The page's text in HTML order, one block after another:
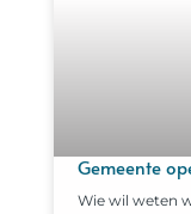
Gemeente
Wie wil weten